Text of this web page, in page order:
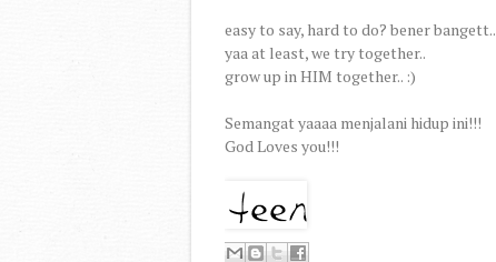
easy to say, hard to do? bener bangett..
yaa at least, we try together..
grow up in HIM together.. :)
Semangat yaaaa menjalani hidup ini!!!
God Loves you!!!